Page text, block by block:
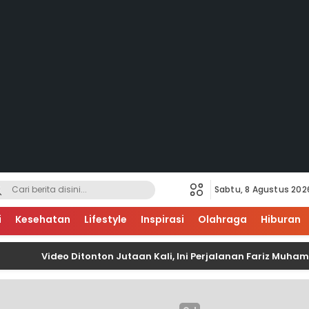
Sabtu, 8 Agustus
Kesehatan Lifestyle Inspirasi Olahraga Hiburan
Video Ditonton Jutaan Kali, Ini Perjalanan Fariz Muhammad